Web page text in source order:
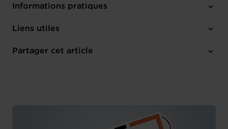
Informations pratiques
Mardi 7 Oct 2025
Online Workshop
Liens utiles
M'inscrire
Partager cet article